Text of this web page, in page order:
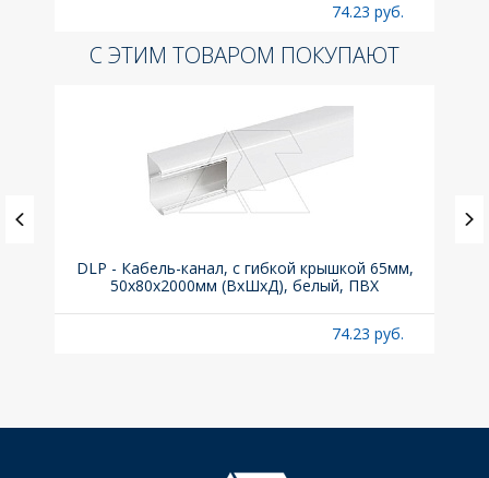
74.23 руб.
С ЭТИМ ТОВАРОМ ПОКУПАЮТ
DLP - Кабель-канал, с гибкой крышкой 65мм,
50x80х2000мм (ВхШхД), белый, ПВХ
74.23 руб.